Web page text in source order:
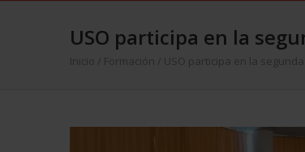
USO participa en la
Inicio Formación USO participa en la